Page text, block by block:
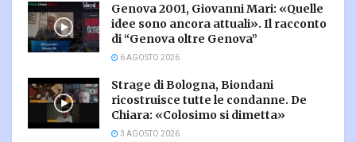
Genova 2001, Giovanni Mari: «Quelle
idee sono ancora attuali». Il racconto
di “Genova oltre Genova”
6 AGOSTO 2026
Strage di Bologna, Biondani
ricostruisce tutte le condanne. De
Chiara: «Colosimo si dimetta»
3 AGOSTO 2026